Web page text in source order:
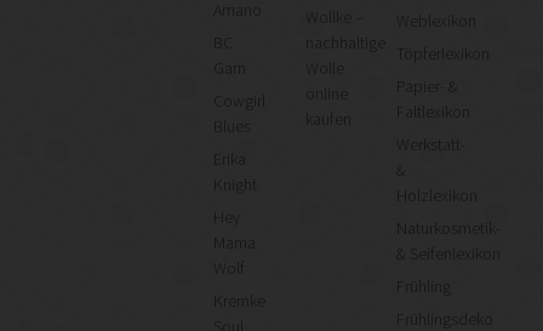
Cowgirl
Knight
Mama
Wolf
Kremke
Wollke –
nachhaltige
kaufen
Weblexikon
Töpferlexikon
Papier- &
Faltlexikon
Werkstatt-
&
Holzlexikon
Naturkosmetik-
& Seifenlexikon
Frühling
Frühlingsdeko